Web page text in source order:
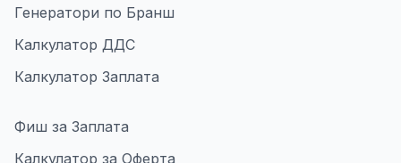
Генератори по Бранш
Калкулатор ДДС
Калкулатор Заплата
Фиш за Заплата
Калкулатор за Оферта